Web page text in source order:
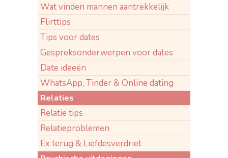
Wat vinden mannen aantrekkelijk
Flirttips
Tips voor dates
Gespreksonderwerpen voor dates
Date ideeën
WhatsApp, Tinder & Online dating
Relaties
Relatie tips
Relatieproblemen
Ex terug & Liefdesverdriet